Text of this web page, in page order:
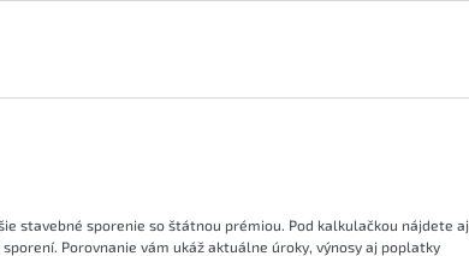
stavebné sporenie so štátnou prémiou. Pod kalkulačkou nájdete aj
Porovnanie vám ukáž aktuálne úroky, výnosy aj poplatky